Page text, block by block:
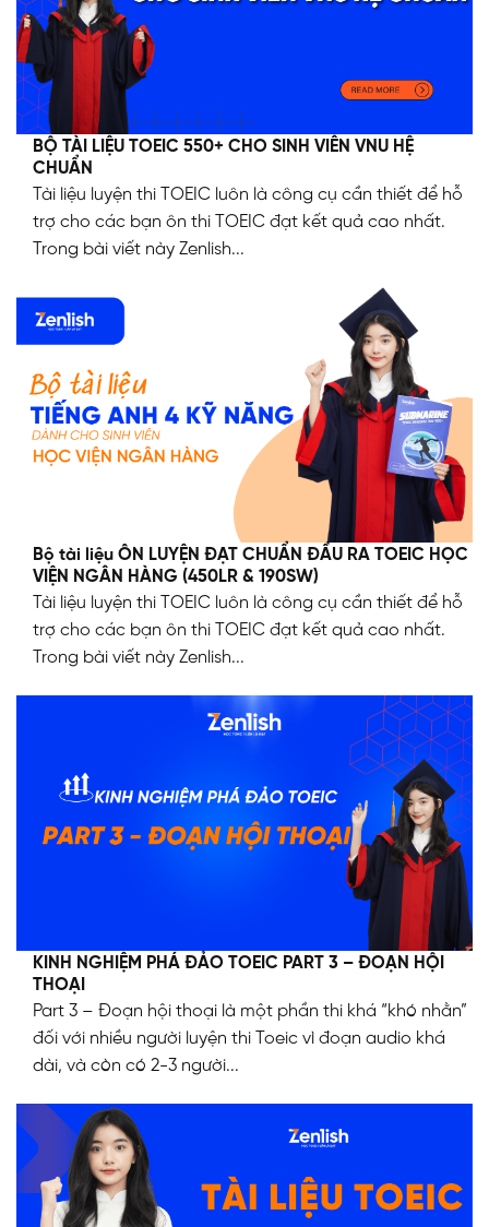
BỘ TÀI LIỆU TOEIC 550+ CHO SINH VIÊN VNU HỆ
CHUẨN
Tài liệu luyện thi TOEIC luôn là công cụ cần thiết để hỗ
trợ cho các bạn ôn thi TOEIC đạt kết quả cao nhất.
Trong bài viết này Zenlish...
Bộ tài liệu ÔN LUYỆN ĐẠT CHUẨN ĐẦU RA TOEIC HỌC
VIỆN NGÂN HÀNG (450LR & 190SW)
Tài liệu luyện thi TOEIC luôn là công cụ cần thiết để hỗ
trợ cho các bạn ôn thi TOEIC đạt kết quả cao nhất.
Trong bài viết này Zenlish...
KINH NGHIỆM PHÁ ĐẢO TOEIC PART 3 – ĐOẠN HỘI
THOẠI
Part 3 – Đoạn hội thoại là một phần thi khá “khó nhằn”
đối với nhiều người luyện thi Toeic vì đoạn audio khá
dài, và còn có 2-3 người...